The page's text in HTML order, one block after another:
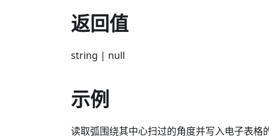
返回值
string | null
示例
读取弧围绕其中心扫过的角度并写入电子表格